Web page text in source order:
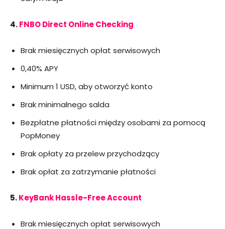
4.FNBO Direct Online Checking
Brak miesięcznych opłat serwisowych
0,40% APY
Minimum 1 USD, aby otworzyć konto
Brak minimalnego salda
Bezpłatne płatności między osobami za pomocą
PopMoney
Brak opłaty za przelew przychodzący
Brak opłat za zatrzymanie płatności
5.KeyBank Hassle-Free Account
Brak miesięcznych opłat serwisowych